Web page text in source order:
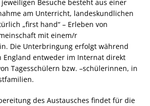
Besuche besteht aus einer
am Unterricht, landeskundlichen
„first hand“ – Erleben von
mit einem/r
Die Unterbringung erfolgt während
England entweder im Internat direkt
Tagesschülern bzw. –schülerinnen, in
des Austausches findet für die